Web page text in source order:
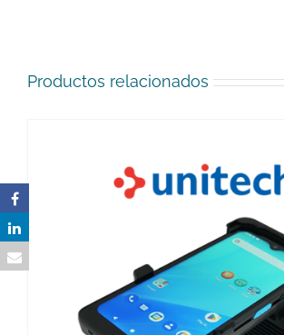
Productos relacionados